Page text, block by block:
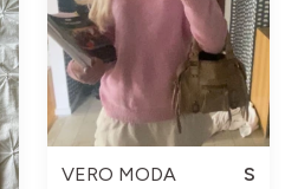
VERO MODA
S